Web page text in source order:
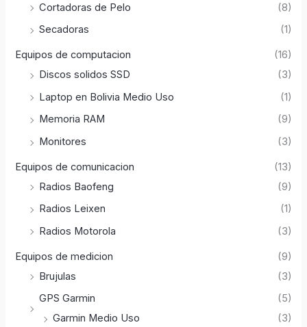
Cortadoras de Pelo
(8)
Secadoras
(1)
Equipos de computacion
(16)
Discos solidos SSD
(3)
Laptop en Bolivia Medio Uso
(1)
Memoria RAM
(9)
Monitores
(3)
Equipos de comunicacion
(13)
Radios Baofeng
(9)
Radios Leixen
(1)
Radios Motorola
(3)
Equipos de medicion
(9)
Brujulas
(3)
GPS Garmin
(5)
Garmin Medio Uso
(3)